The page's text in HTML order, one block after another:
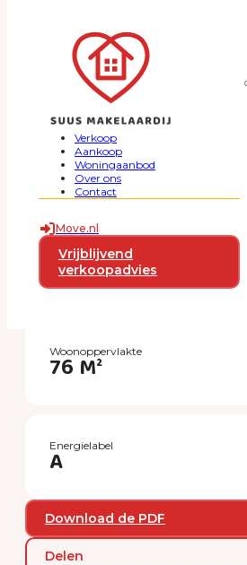
Verkoop
Aankoop
Woningaanbod
Over ons
Contact
Move.nl
Vrijblijvend
verkoopadvies
Carel
€ 425.000k.k.
Woonoppervlakte
76 M²
Energielabel
A
Download de PDF
Delen